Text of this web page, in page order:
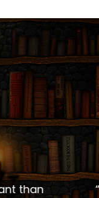
est à lui seul